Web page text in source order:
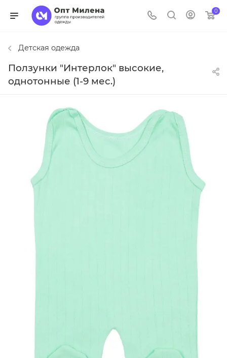
0
Детская одежда
Ползунки "Интерлок" высокие,
однотонные (1-9 мес.)